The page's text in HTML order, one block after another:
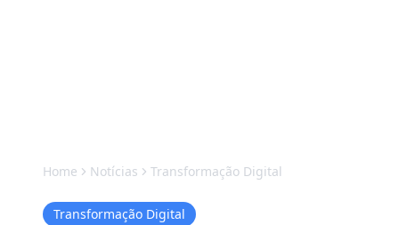
Home Notícias Transformação Digital
Transformação Digital